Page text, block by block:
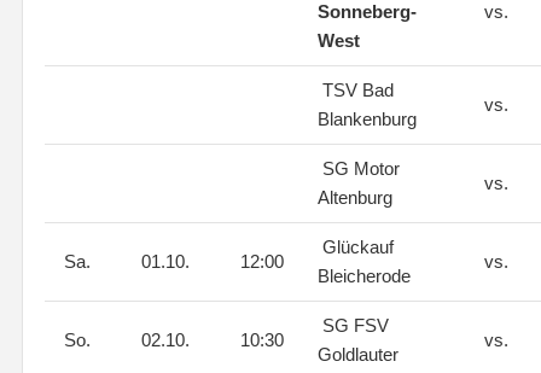
Sonneberg-
West
vs.
TSV Bad
Blankenburg
vs.
SG Motor
Altenburg
vs.
Sa. 01.10. 12:00
Glückauf
Bleicherode
vs.
So. 02.10. 10:30
SG FSV
Goldlauter
vs.